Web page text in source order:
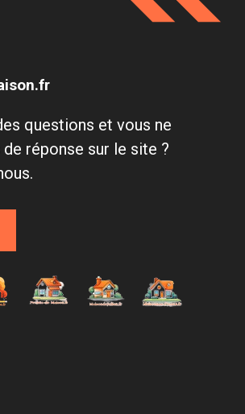
questions et vous ne
réponse sur le site ?